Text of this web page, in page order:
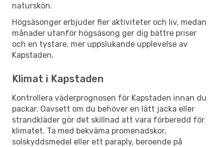
naturskön.
Högsäsonger erbjuder fler aktiviteter och liv, medan
månader utanför högsäsong ger dig bättre priser
och en tystare, mer uppslukande upplevelse av
Kapstaden.
Klimat i Kapstaden
Kontrollera väderprognosen för Kapstaden innan du
packar. Oavsett om du behöver en lätt jacka eller
strandkläder gör det skillnad att vara förberedd för
klimatet. Ta med bekväma promenadskor,
solskyddsmedel eller ett paraply, beroende på